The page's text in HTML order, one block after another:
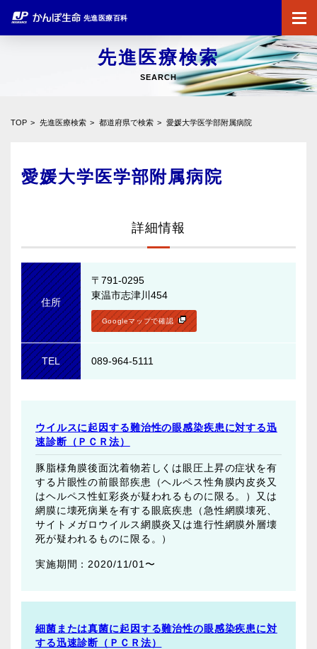
先進医療百科
先進医療検索
SEARCH
TOP 先進医療検索 都道府県で検索 愛媛大学医学部附属病院
愛媛大学医学部附属病院
詳細情報
住所
〒791-0295
東温市志津川454
Googleマップで確認
TEL 089-964-5111
ウイルスに起因する難治性の眼感染疾患に対する迅
速診断（ＰＣＲ法）
豚脂様角膜後面沈着物若しくは眼圧上昇の症状を有
する片眼性の前眼部疾患（ヘルペス性角膜内皮炎又
はヘルペス性虹彩炎が疑われるものに限る。）又は
網膜に壊死病巣を有する眼底疾患（急性網膜壊死、
サイトメガロウイルス網膜炎又は進行性網膜外層壊
死が疑われるものに限る。）
2020/11/01〜
細菌または真菌に起因する難治性の眼感染疾患に対
する迅速診断（ＰＣＲ法）